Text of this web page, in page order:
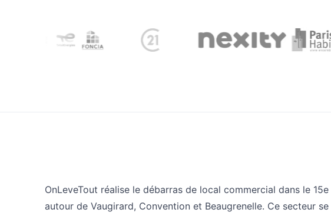
OnLeveTout réalise le débarras de local commercial dans le
autour de Vaugirard, Convention et Beaugrenelle. Ce secteur